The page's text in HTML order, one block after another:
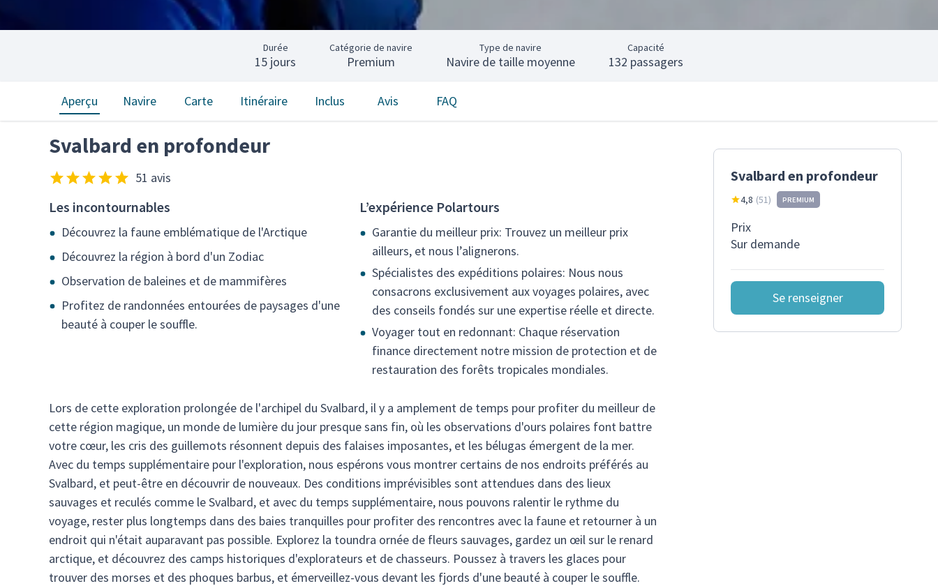
Durée
15 jours
Catégorie de navire
Premium
Type de navire
Navire de taille moyenne
Capacité
132 passagers
Aperçu Navire Carte Itinéraire Inclus Avis FAQ
Svalbard en profondeur
51 avis
Les incontournables
Découvrez la faune emblématique de l'Arctique
Découvrez la région à bord d'un Zodiac
Observation de baleines et de mammifères
Profitez de randonnées entourées de paysages d'une
beauté à couper le souffle.
L’expérience Polartours
Garantie du meilleur prix: Trouvez un meilleur prix
ailleurs, et nous l’alignerons.
Spécialistes des expéditions polaires: Nous nous
consacrons exclusivement aux voyages polaires, avec
des conseils fondés sur une expertise réelle et directe.
Voyager tout en redonnant: Chaque réservation
finance directement notre mission de protection et de
restauration des forêts tropicales mondiales.
Lors de cette exploration prolongée de l'archipel du Svalbard, il y a amplement de temps pour profiter du meilleur de
cette région magique, un monde de lumière du jour presque sans fin, où les observations d'ours polaires font battre
votre cœur, les cris des guillemots résonnent depuis des falaises imposantes, et les bélugas émergent de la mer.
Avec du temps supplémentaire pour l'exploration, nous espérons vous montrer certains de nos endroits préférés au
Svalbard, et peut-être en découvrir de nouveaux. Des conditions imprévisibles sont attendues dans des lieux
sauvages et reculés comme le Svalbard, et avec du temps supplémentaire, nous pouvons ralentir le rythme du
voyage, rester plus longtemps dans des baies tranquilles pour profiter des rencontres avec la faune et retourner à un
endroit qui n'était auparavant pas possible. Explorez la toundra ornée de fleurs sauvages, gardez un œil sur le renard
arctique, et découvrez des camps historiques d'explorateurs et de chasseurs. Poussez à travers les glaces pour
trouver des morses et des phoques barbus, et émerveillez-vous devant les fjords d'une beauté à couper le souffle.
Svalbard en profondeur
4,8 (51) PREMIUM
Prix
Sur demande
Se renseigner